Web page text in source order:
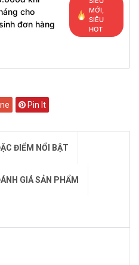
cho
đơn hàng
MỚI,
SIÊU
HOT
Pin It
ĐIỂM NỔI BẬT
GIÁ SẢN PHẨM